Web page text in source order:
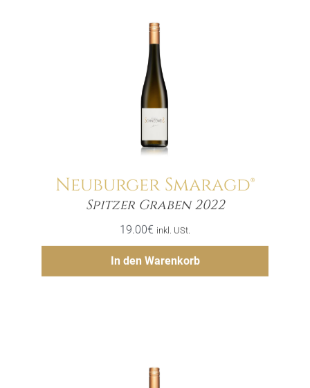
Neuburger Smaragd®
Spitzer Graben 2022
19.00€ inkl. USt.
In den Warenkorb
Menge
Hinzufügen